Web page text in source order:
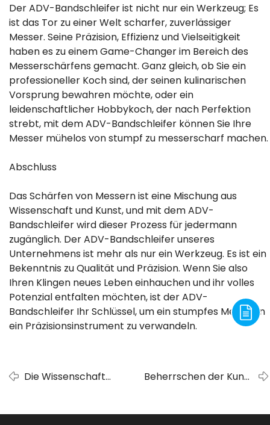
Der ADV-Bandschleifer ist nicht nur ein Werkzeug; Es
ist das Tor zu einer Welt scharfer, zuverlässiger
Messer. Seine Präzision, Effizienz und Vielseitigkeit
haben es zu einem Game-Changer im Bereich des
Messerschärfens gemacht. Ganz gleich, ob Sie ein
professioneller Koch sind, der seinen kulinarischen
Vorsprung bewahren möchte, oder ein
leidenschaftlicher Hobbykoch, der nach Perfektion
strebt, mit dem ADV-Bandschleifer können Sie Ihre
Messer mühelos von stumpf zu messerscharf machen.
Abschluss
Das Schärfen von Messern ist eine Mischung aus
Wissenschaft und Kunst, und mit dem ADV-
Bandschleifer wird dieser Prozess für jedermann
zugänglich. Der ADV-Bandschleifer unseres
Unternehmens ist mehr als nur ein Werkzeug. Es ist ein
Bekenntnis zu Qualität und Präzision. Wenn Sie also
Ihren Klingen neues Leben einhauchen und ihr volles
Potenzial entfalten möchten, ist der ADV-
Bandschleifer Ihr Schlüssel, um ein stumpfes Messer in
ein Präzisionsinstrument zu verwandeln.
Die Wissenschaft
Beherrschen der Kunst